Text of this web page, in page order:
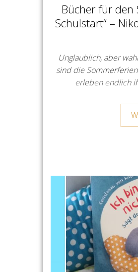
Bücher für den
Schulstart“ –
Unglaublich, aber
sind die
erleben endlich